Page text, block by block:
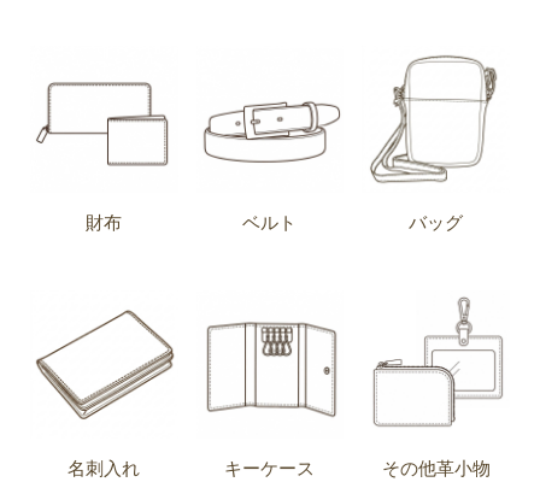
財布 ベルト バッグ
名刺入れ キーケース その他革小物